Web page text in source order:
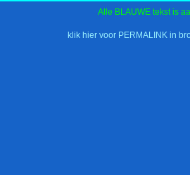
Alle BLAUWE tekst is
klik hier voor PERMALINK in